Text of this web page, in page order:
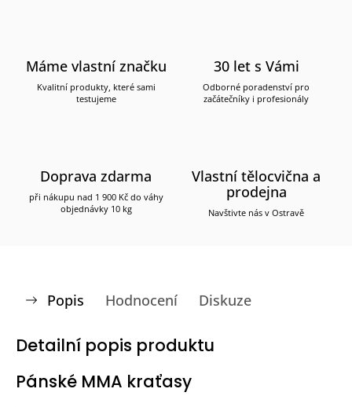
Máme vlastní značku
Kvalitní produkty, které sami
testujeme
30 let s Vámi
Odborné poradenství pro
začátečníky i profesionály
Doprava zdarma
při nákupu nad 1 900 Kč do váhy
objednávky 10 kg
Vlastní tělocvična a
prodejna
Navštivte nás v Ostravě
Popis Hodnocení Diskuze
Detailní popis produktu
Pánské MMA kraťasy